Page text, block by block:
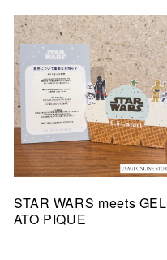
STAR WARS meets GEL
ATO PIQUE